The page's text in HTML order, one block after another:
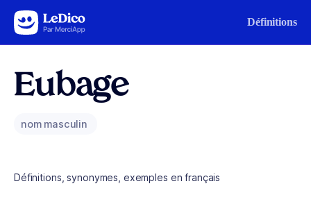
Aller au contenu Définitions
Eubage
nom masculin
Définitions, synonymes, exemples en français